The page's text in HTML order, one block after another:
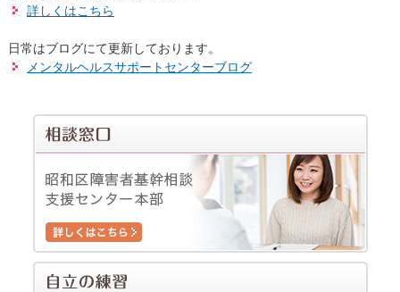
詳しくはこちら
日常はブログにて更新しております。
メンタルヘルスサポートセンターブログ